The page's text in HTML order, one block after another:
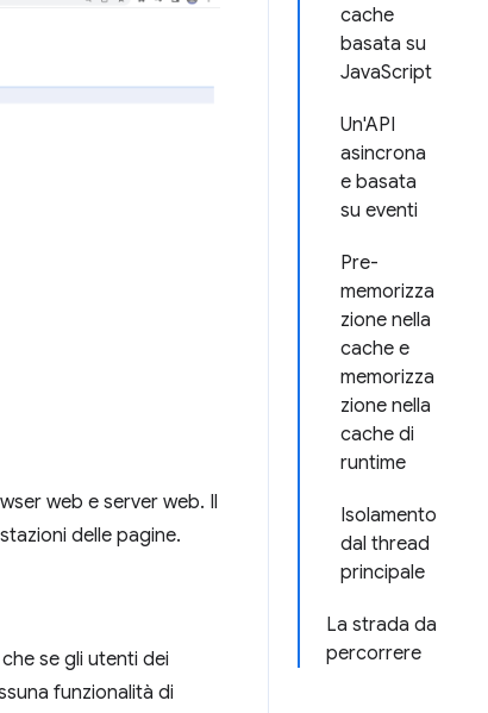
cache
basata su
JavaScript
Un'API
asincrona
e basata
su eventi
Pre-
memorizza
zione nella
cache e
memorizza
zione nella
cache di
runtime
Isolamento
dal thread
principale
La strada da
percorrere
web e server web. Il
delle pagine.
se gli utenti dei
funzionalità di